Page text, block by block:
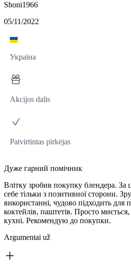
Shoni1966
05/11/2022
Україна
Akcijos dalis
Patvirtintas pirkėjas
Дуже гарний помічник
Влітку зробив покупку блендера. За
себе тільки з позитивної сторони.
використанні, чудово підходить для
коктейлів, паштетів. Просто
кухні. Рекомендую до покупки.
Argumentai už